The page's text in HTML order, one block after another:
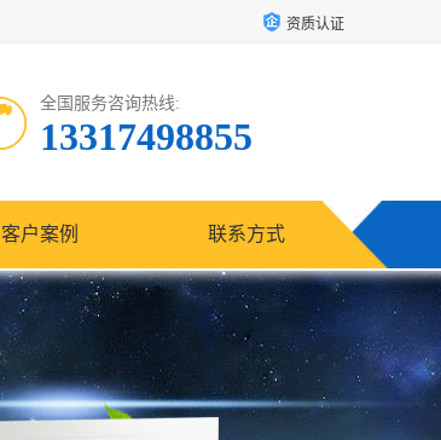
资质认证
全国服务咨询热线:
13317498855
客户案例 联系方式